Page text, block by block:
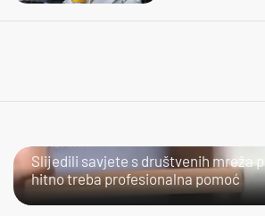
Slijedili savjete s društvenih mreža
hitno treba profesionalna pomoć